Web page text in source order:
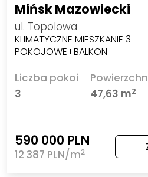
Mińsk Mazowiecki
ul. Topolowa
KLIMATYCZNE MIESZKANIE 3
POKOJOWE+BALKON
Liczba pokoi
3
47,63 m2
590 000 PLN
12 387 PLN/m2